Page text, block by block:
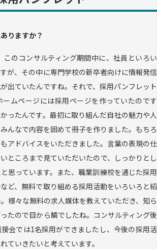
りますか？
このコンサルティング期間中に、社員といろい
が、その中に専門学校の新卒者向けに情報発信
出ていたんですね。それで、採用パンフレット
ムページには採用ページを作っていたのです
ったんです。最初に取り組んだ自社の魅力や人
んなで内容を固めて冊子を作りました。もちろ
アドバイスをいただきました。言葉の表現の仕
ところまで見ていただいたので、しっかりとし
思っています。また、職業訓練校を通じた採用
ど、無料で取り組める採用活動をいろいろと紹
様々な無料の求人媒体を教えていただき、知ら
たので目から鱗でしたね。コンサルティング後
会では1名採用ができましたし、今後の採用活
ていきたいと考えています。